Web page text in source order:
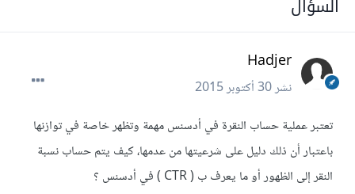
السؤال
Hadjer
نشر30 أكتوبر 2015
تعتبر عملية حساب النقرة في أدسنس مهمة وتظهر خاصة في توازنها
باعتبار أن ذلك دليل على شرعيتها من عدمها، كيف يتم حساب نسبة
النقر إلى الظهور أو ما يعرف ب ( CTR ) في أدسنس ؟